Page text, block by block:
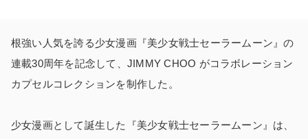
根強い人気を誇る少女漫画『美少女戦士セーラームーン』の
連載30周年を記念して、JIMMY CHOO がコラボレーション
カプセルコレクションを制作した。
少女漫画として誕生した『美少女戦士セーラームーン』は、